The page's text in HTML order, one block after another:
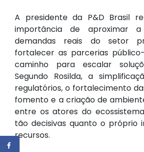
A presidente da P&D Brasil
importância de aproximar a
demandas reais do setor
fortalecer as parcerias
caminho para escalar
Segundo Rosilda, a
regulatórios, o fortalecimento
fomento e a criação de
entre os atores do
tão decisivas quanto o próprio
recursos.